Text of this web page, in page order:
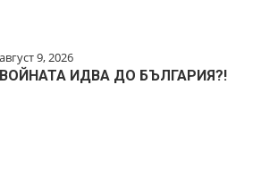
август 9, 2026
ВОЙНАТА ИДВА ДО БЪЛГАРИЯ?!